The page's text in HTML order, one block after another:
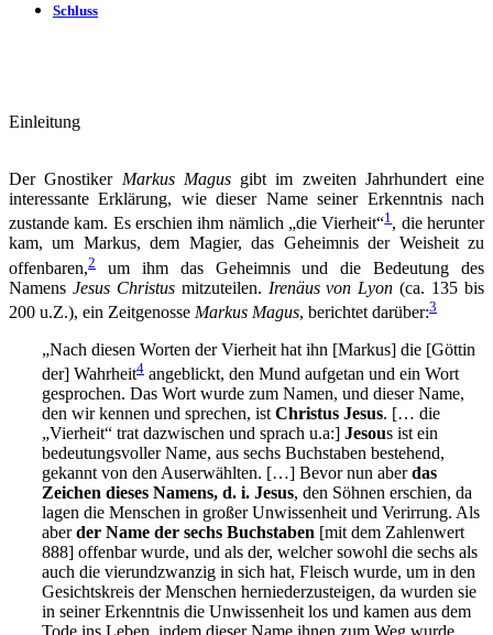
Schluss
Einleitung
Der Gnostiker Markus Magusgibt im zweiten Jahrhundert eine
interessante Erklärung, wie dieser Name seiner Erkenntnis nach
zustande kam. Es erschien ihm nämlich „die Vierheit“1 , die herunter
kam, um Markus, dem Magier, das Geheimnis der Weisheit zu
offenbaren,2
um ihm das Geheimnis und die Bedeutung des
Namens Jesus Christus mitzuteilen. Irenäus von Lyon (ca. 135 bis
200 u.Z.), ein Zeitgenosse Markus Magus, berichtet darüber:3
„Nach diesen Worten der Vierheit hat ihn [Markus] die [Göttin
der] Wahrheit4 angeblickt, den Mund aufgetan und ein Wort
gesprochen. Das Wort wurde zum Namen, und dieser Name,
den wir kennen und sprechen, ist Christus Jesus. [… die
„Vierheit“ trat dazwischen und sprach u.a:] Jesous ist ein
bedeutungsvoller Name, aus sechs Buchstaben bestehend,
gekannt von den Auserwählten. […] Bevor nun aberdas
Zeichen dieses Namens, d. i. Jesus, den Söhnen erschien, da
lagen die Menschen in großer Unwissenheit und Verirrung. Als
aberder Name der sechs Buchstaben [mit dem Zahlenwert
888] offenbar wurde, und als der, welcher sowohl die sechs als
auch die vierundzwanzig in sich hat, Fleisch wurde, um in den
Gesichtskreis der Menschen herniederzusteigen, da wurden sie
in seiner Erkenntnis die Unwissenheit los und kamen aus dem